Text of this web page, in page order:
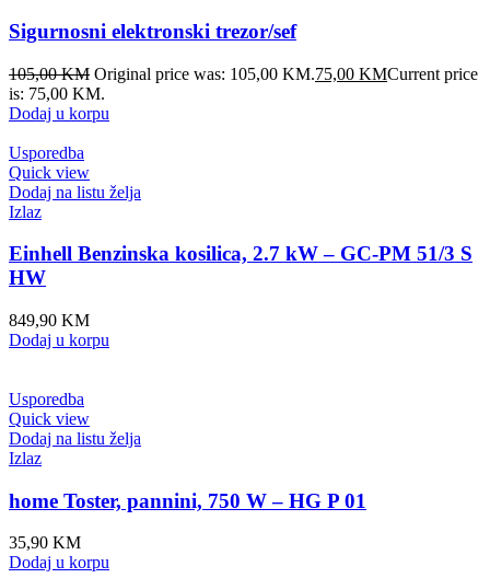
Sigurnosni elektronski trezor/sef
105,00KM Original price was: 105,00 KM.75,00 KMCurrent price
is: 75,00 KM.
Dodaj u korpu
Usporedba
Quick view
Dodaj na listu želja
Izlaz
Einhell Benzinska kosilica, 2.7 kW – GC-PM 51/3 S
HW
849,90 KM
Dodaj u korpu
Usporedba
Quick view
Dodaj na listu želja
Izlaz
home Toster, pannini, 750 W – HG P 01
35,90 KM
Dodaj u korpu